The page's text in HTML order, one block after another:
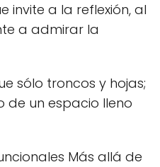
invite a la reflexión, al
a admirar la
sólo troncos y hojas;
de un espacio lleno
Más allá de